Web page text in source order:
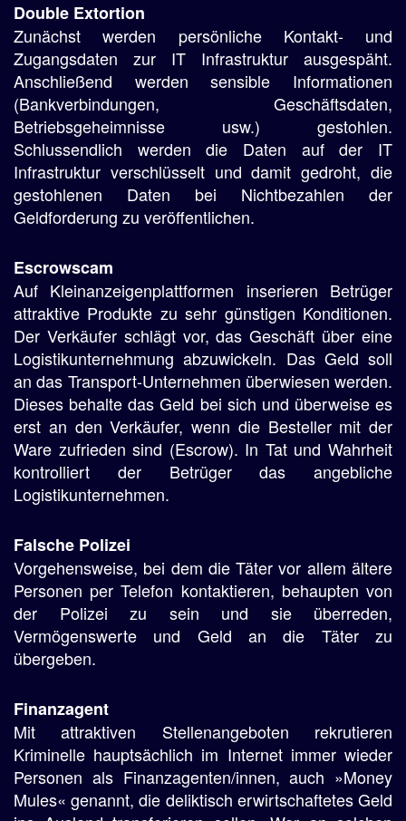
Double Extortion
Zunächst werden persönliche Kontakt- und
Zugangsdaten zur IT Infrastruktur ausgespäht.
Anschließend werden sensible Informationen
(Bankverbindungen, Geschäftsdaten,
Betriebsgeheimnisse usw.) gestohlen.
Schlussendlich werden die Daten auf der IT
Infrastruktur verschlüsselt und damit gedroht, die
gestohlenen Daten bei Nichtbezahlen der
Geldforderung zu veröffentlichen.
Escrowscam
Auf Kleinanzeigenplattformen inserieren Betrüger
attraktive Produkte zu sehr günstigen Konditionen.
Der Verkäufer schlägt vor, das Geschäft über eine
Logistikunternehmung abzuwickeln. Das Geld soll
an das Transport-Unternehmen überwiesen werden.
Dieses behalte das Geld bei sich und überweise es
erst an den Verkäufer, wenn die Besteller mit der
Ware zufrieden sind (Escrow). In Tat und Wahrheit
kontrolliert der Betrüger das angebliche
Logistikunternehmen.
Falsche Polizei
Vorgehensweise, bei dem die Täter vor allem ältere
Personen per Telefon kontaktieren, behaupten von
der Polizei zu sein und sie überreden,
Vermögenswerte und Geld an die Täter zu
übergeben.
Finanzagent
Mit attraktiven Stellenangeboten rekrutieren
Kriminelle hauptsächlich im Internet immer wieder
Personen als Finanzagenten/innen, auch »Money
Mules« genannt, die deliktisch erwirtschaftetes Geld